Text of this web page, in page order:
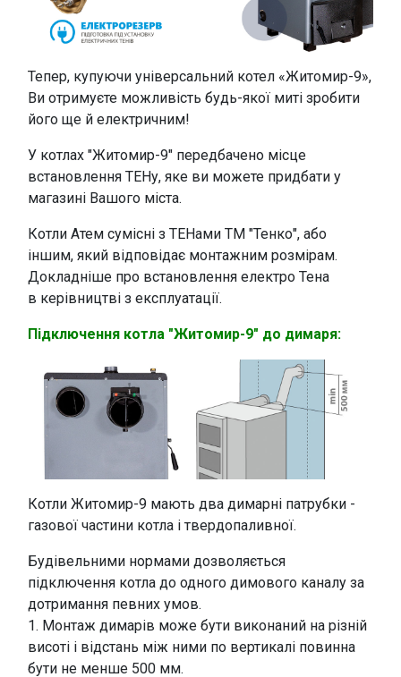
Тепер, купуючи універсальний котел «Житомир-9»,
Ви отримуєте можливість будь-якої миті зробити
його ще й електричним!
У котлах "Житомир-9" передбачено місце
встановлення ТЕНу, яке ви можете придбати у
магазині Вашого міста.
Котли Атем сумісні з ТЕНами ТМ "Тенко", або
іншим, який відповідає монтажним розмірам.
Докладніше про встановлення електро Тена
в керівництві з експлуатації.
Підключення котла "Житомир-9" до димаря:
Котли Житомир-9 мають два димарні патрубки -
газової частини котла і твердопаливної.
Будівельними нормами дозволяється
підключення котла до одного димового каналу за
дотримання певних умов.
1. Монтаж димарів може бути виконаний на різній
висоті і відстань між ними по вертикалі повинна
бути не менше 500 мм.